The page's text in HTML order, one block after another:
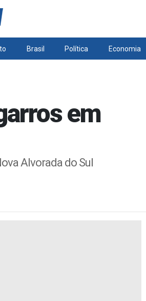
Brasil Política Economia
em
Alvorada do Sul